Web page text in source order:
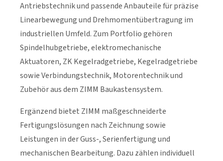
Antriebstechnik und passende Anbauteile für präzise
Linearbewegung und Drehmomentübertragung im
industriellen Umfeld. Zum Portfolio gehören
Spindelhubgetriebe, elektromechanische
Aktuatoren, ZK Kegelradgetriebe, Kegelradgetriebe
sowie Verbindungstechnik, Motorentechnik und
Zubehör aus dem ZIMM Baukastensystem.
Ergänzend bietet ZIMM maßgeschneiderte
Fertigungslösungen nach Zeichnung sowie
Leistungen in der Guss-, Serienfertigung und
mechanischen Bearbeitung. Dazu zählen individuell